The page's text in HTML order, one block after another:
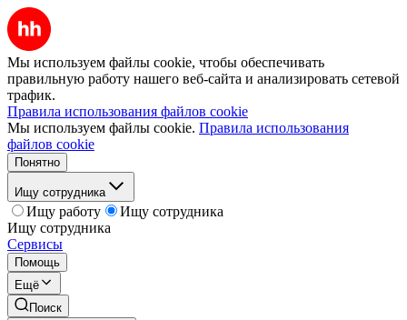
Мы используем файлы cookie, чтобы обеспечивать
правильную работу нашего веб-сайта и анализировать сетевой
трафик.
Правила использования файлов cookie
Мы используем файлы cookie. Правила использования
файлов cookie
Понятно
Ищу сотрудника
Ищу работу
Ищу сотрудника
Ищу сотрудника
Сервисы
Помощь
Ещё
Поиск